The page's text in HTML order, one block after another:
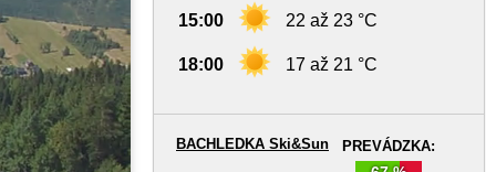
15:00 22 až 23 °C
18:00 17 až 21 °C
PREVÁDZKA:
BACHLEDKA Ski&Sun